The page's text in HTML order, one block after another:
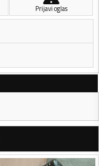
Prijavi oglas